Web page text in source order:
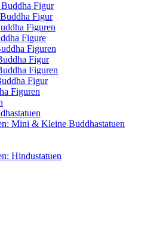
Figur
Figur
Figuren
Figure
Figuren
Figur
Figuren
Figur
Figuren
Mini & Kleine Buddhastatuen
Hindustatuen